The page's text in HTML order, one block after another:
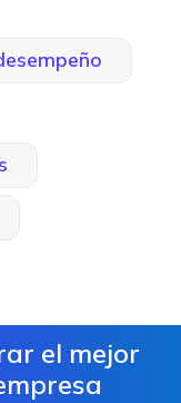
el mejor